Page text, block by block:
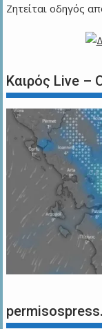
Ζητείται οδηγός
Καιρός Live –